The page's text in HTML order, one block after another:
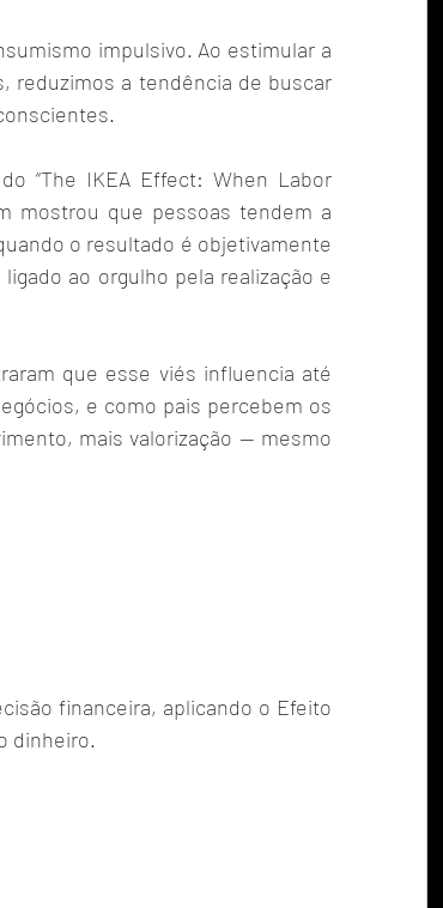
impulsivo. Ao estimular a
reduzimos a tendência de buscar
“The IKEA Effect: When Labor
mostrou que pessoas tendem a
o resultado é objetivamente
ao orgulho pela realização e
que esse viés influencia até
e como pais percebem os
mais valorização — mesmo
financeira, aplicando o Efeito
dinheiro.